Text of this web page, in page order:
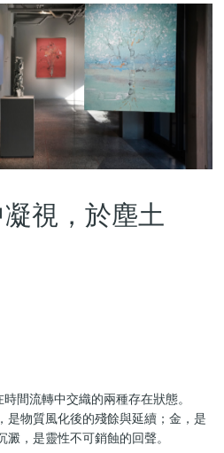
視，於塵土
間流轉中交織的兩種存在狀態。
是物質風化後的殘餘與延續；金，是
，是靈性不可銷蝕的回聲。